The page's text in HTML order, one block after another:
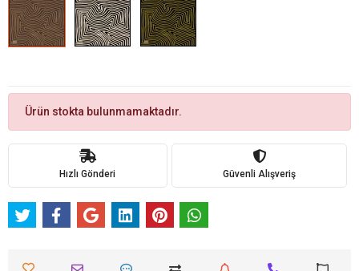
Ürün stokta bulunmamaktadır.
Hızlı Gönderi Güvenli Alışveriş